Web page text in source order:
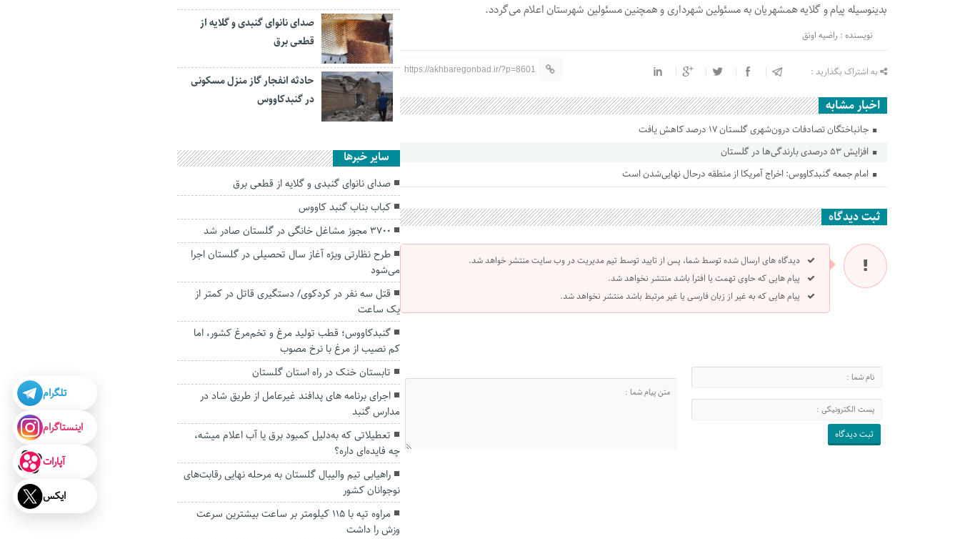
بدینوسیله پیام و گلایه همشهریان به مسئولین شهرداری و همچنین مسئولین شهرستان اعلام می‌گردد.
نویسنده : راضیه اونق
به اشتراک بگذارید : https://akhbaregonbad.ir/?p=8601
اخبار مشابه
جانباختگان تصادفات درون‌شهری گلستان ۱۷ درصد کاهش یافت
افزایش ۵۳ درصدی بارندگی‌ها در گلستان
امام جمعه گنبدکاووس: اخراج آمریکا از منطقه درحال نهایی‌شدن است
ثبت دیدگاه
دیدگاه های ارسال شده توسط شما، پس از تایید توسط تیم مدیریت در وب سایت منتشر خواهد شد.
پیام هایی که حاوی تهمت یا افترا باشد منتشر نخواهد شد.
پیام هایی که به غیر از زبان فارسی یا غیر مرتبط باشد منتشر نخواهد شد.
صدای نانوای گنبدی و گلایه از
قطعی برق
حادثه انفجار گاز منزل مسکونی
در گنبدکاووس
سایر خبرها
صدای نانوای گنبدی و گلایه از قطعی برق
کباب بناب گنبد کاووس
۳۷۰۰ مجوز مشاغل خانگی در گلستان صادر شد
طرح نظارتی ویژه آغاز سال تحصیلی در گلستان اجرا
می‌شود
قتل سه نفر در کردکوی/ دستگیری قاتل در کمتر از
یک ساعت
گنبدکاووس؛ قطب تولید مرغ و تخم‌مرغ کشور، اما
کم نصیب از مرغ با نرخ مصوب
تابستان خنک در راه استان گلستان
اجرای برنامه های پدافند غیرعامل از طریق شاد در
مدارس گنبد
تعطیلاتی که به‌دلیل کمبود برق یا آب اعلام میشه،
چه فایده‌ای داره؟
راهیابی تیم والیبال گلستان به مرحله نهایی رقابت‌های
نوجوانان کشور
مراوه تپه با ۱۱۵ کیلومتر بر ساعت بیشترین سرعت
وزش را داشت
تلگرام
اینستاگرام
آپارات
ایکس